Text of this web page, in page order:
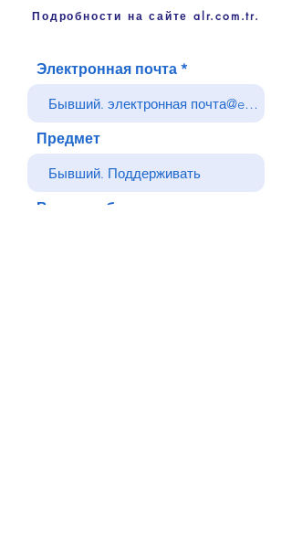
Подробности на сайте alr.com.tr.
Электронная почта
Предмет
Ваше сообщение